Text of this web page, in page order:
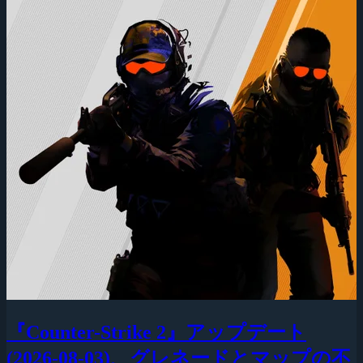
『Counter-Strike 2』アップデート
(2026-08-03)、グレネードとマップの不